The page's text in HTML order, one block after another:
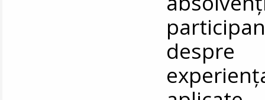
despre